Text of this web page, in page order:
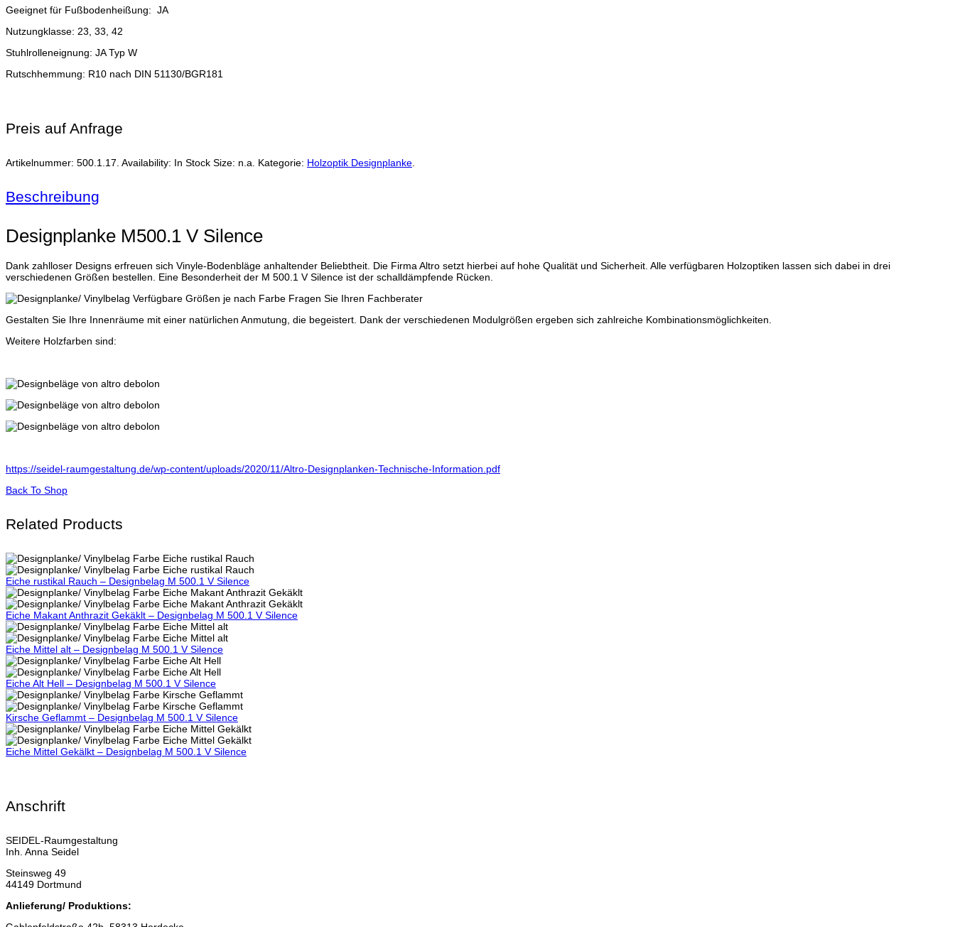
Geeignet für Fußbodenheißung: JA
Nutzungklasse: 23, 33, 42
Stuhlrolleneignung: JA Typ W
Rutschhemmung: R10 nach DIN 51130/BGR181
Preis auf Anfrage
Artikelnummer: 500.1.17. Availability: In Stock Size: n.a. Kategorie: Holzoptik Designplanke.
Beschreibung
Designplanke M500.1 V Silence
Dank zahlloser Designs erfreuen sich Vinyle-Bodenbläge anhaltender Beliebtheit. Die Firma Altro setzt hierbei auf hohe Qualität und Sicherheit. Alle verfügbaren Holzoptiken lassen sich dabei in drei
verschiedenen Größen bestellen. Eine Besonderheit der M 500.1 V Silence ist der schalldämpfende Rücken.
Gestalten Sie Ihre Innenräume mit einer natürlichen Anmutung, die begeistert. Dank der verschiedenen Modulgrößen ergeben sich zahlreiche Kombinationsmöglichkeiten.
Weitere Holzfarben sind:
https://seidel-raumgestaltung.de/wp-content/uploads/2020/11/Altro-Designplanken-Technische-Information.pdf
Back To Shop
Related Products
Eiche rustikal Rauch – Designbelag M 500.1 V Silence
Eiche Makant Anthrazit Gekäklt – Designbelag M 500.1 V Silence
Eiche Mittel alt – Designbelag M 500.1 V Silence
Eiche Alt Hell – Designbelag M 500.1 V Silence
Kirsche Geflammt – Designbelag M 500.1 V Silence
Eiche Mittel Gekälkt – Designbelag M 500.1 V Silence
Anschrift
SEIDEL-Raumgestaltung
Inh. Anna Seidel
Steinsweg 49
44149 Dortmund
Anlieferung/ Produktions: